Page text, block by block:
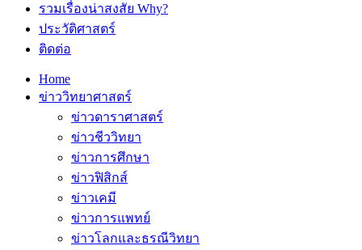
รวมเรื่องน่าสงสัย Why?
ประวัติศาสตร์
ติดต่อ
Home
ข่าววิทยาศาสตร์
ข่าวดาราศาสตร์
ข่าวชีววิทยา
ข่าวการศึกษา
ข่าวฟิสิกส์
ข่าวเคมี
ข่าวการแพทย์
ข่าวโลกและธรณีวิทยา